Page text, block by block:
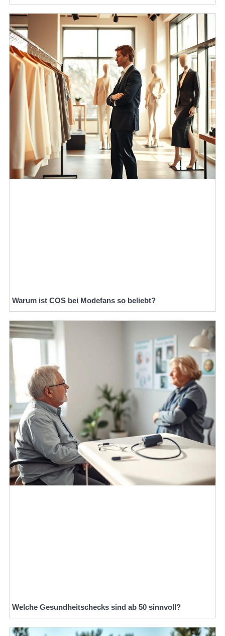
Warum ist COS bei Modefans so beliebt?
Welche Gesundheitschecks sind ab 50 sinnvoll?